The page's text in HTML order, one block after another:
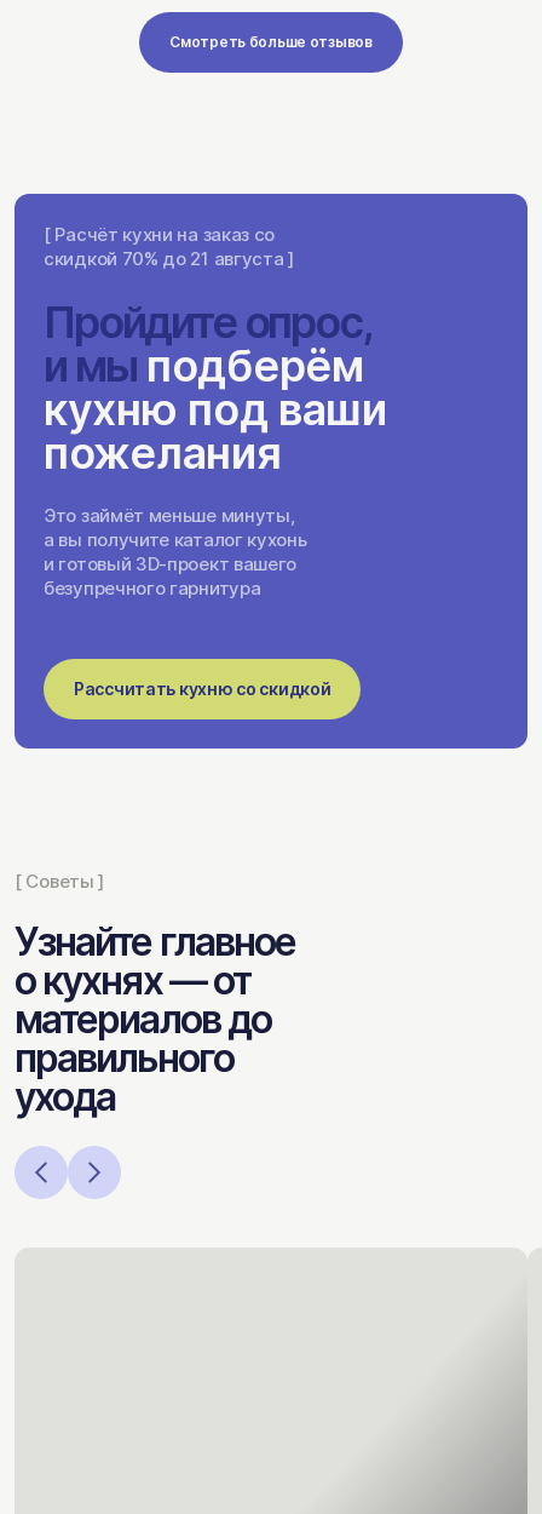
Смотреть больше отзывов
[ Расчёт кухни на заказ со
скидкой 70% до 21 августа ]
Пройдите опрос,
и мыподберём
кухню под ваши
пожелания
Это займёт меньше минуты,
а вы получите каталог кухонь
и готовый 3D-проект вашего
безупречного гарнитура
Рассчитать кухню со скидкой
[ Советы ]
Узнайте главное
о кухнях — от
материалов до
правильного
ухода